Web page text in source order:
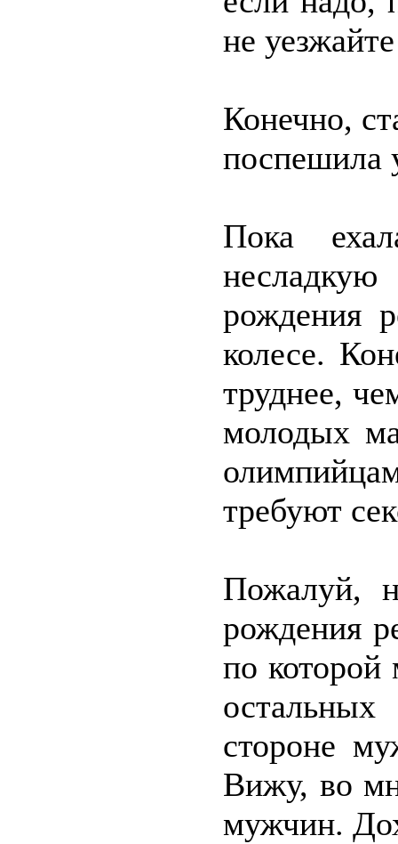
не
Конечно,
поспешила
Пока
рождения
колесе.
труднее,
молодых
требуют
Пожалуй,
рождения
по которой
стороне
Вижу, во
мужчин.